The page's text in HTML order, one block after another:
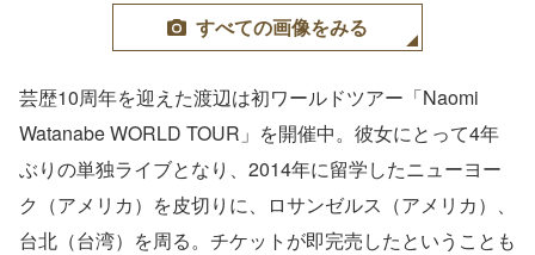
すべての画像をみる
芸歴10周年を迎えた渡辺は初ワールドツアー「Naomi
Watanabe WORLD TOUR」を開催中。彼女にとって4年
ぶりの単独ライブとなり、2014年に留学したニューヨー
ク（アメリカ）を皮切りに、ロサンゼルス（アメリカ）、
台北（台湾）を周る。チケットが即完売したということも